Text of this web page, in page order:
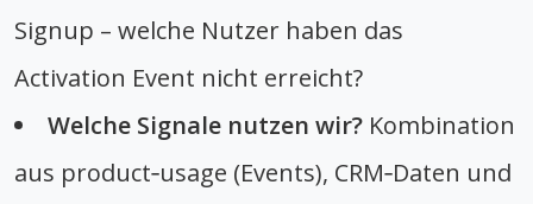
Signup – welche Nutzer haben das
Activation Event nicht erreicht?
Welche Signale nutzen wir? Kombination
aus product‑usage (Events), CRM‑Daten und